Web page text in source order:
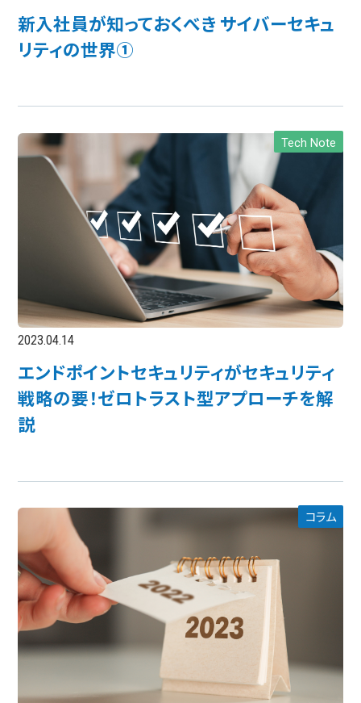
新入社員が知っておくべき サイバーセキュ
リティの世界①
Tech Note
2023.04.14
エンドポイントセキュリティがセキュリティ
戦略の要！ゼロトラスト型アプローチを解
説
コラム